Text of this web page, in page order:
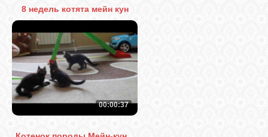
ВИДЕО
КНИГИ
8 недель котята мейн кун
00:00:37